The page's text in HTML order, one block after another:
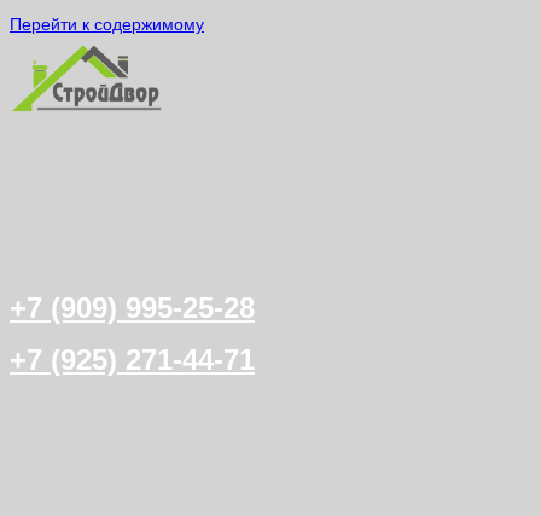
Перейти к содержимому
+7 (909) 995-25-28
+7 (925) 271-44-71